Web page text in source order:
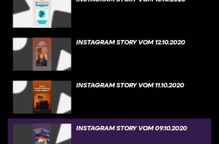
INSTAGRAM STORY VOM 12.10.2020
INSTAGRAM STORY VOM 11.10.2020
INSTAGRAM STORY VOM 09.10.2020